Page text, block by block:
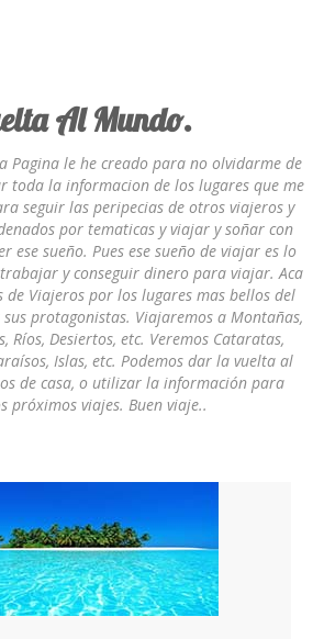
Al Mundo.
Pagina le he creado para no olvidarme de
toda la informacion de los lugares que me
seguir las peripecias de otros viajeros y
por tematicas y viajar y soñar con
ese sueño. Pues ese sueño de viajar es lo
y conseguir dinero para viajar. Aca
de Viajeros por los lugares mas bellos del
protagonistas. Viajaremos a Montañas,
Ríos, Desiertos, etc. Veremos Cataratas,
Islas, etc. Podemos dar la vuelta al
de casa, o utilizar la información para
próximos viajes. Buen viaje..